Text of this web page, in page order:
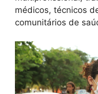
médicos, técnicos
comunitários de